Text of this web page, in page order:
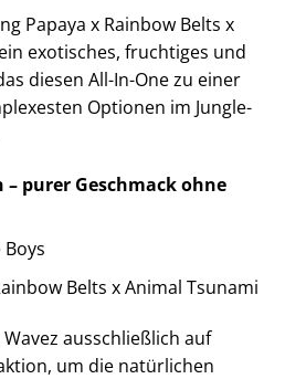
Papaya x Rainbow Belts x
exotisches, fruchtiges und
diesen All-In-One zu einer
Optionen im Jungle-
purer Geschmack ohne
Boys
Belts x Animal Tsunami
ausschließlich auf
um die natürlichen